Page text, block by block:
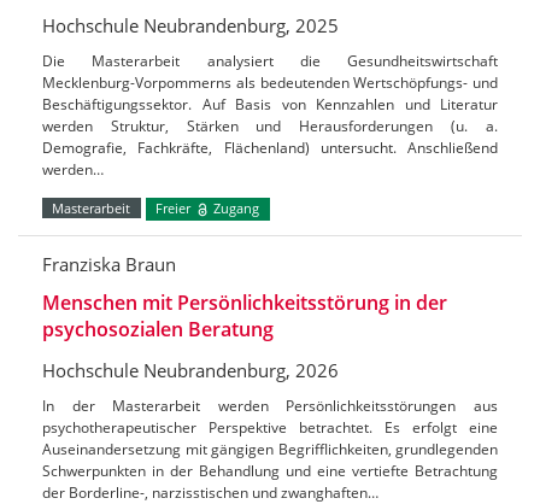
Hochschule Neubrandenburg, 2025
Die Masterarbeit analysiert die Gesundheitswirtschaft
Mecklenburg-Vorpommerns als bedeutenden Wertschöpfungs- und
Beschäftigungssektor. Auf Basis von Kennzahlen und Literatur
werden Struktur, Stärken und Herausforderungen (u. a.
Demografie, Fachkräfte, Flächenland) untersucht. Anschließend
werden…
Masterarbeit Freier Zugang
Franziska Braun
Menschen mit Persönlichkeitsstörung in der
psychosozialen Beratung
Hochschule Neubrandenburg, 2026
In der Masterarbeit werden Persönlichkeitsstörungen aus
psychotherapeutischer Perspektive betrachtet. Es erfolgt eine
Auseinandersetzung mit gängigen Begrifflichkeiten, grundlegenden
Schwerpunkten in der Behandlung und eine vertiefte Betrachtung
der Borderline-, narzisstischen und zwanghaften…